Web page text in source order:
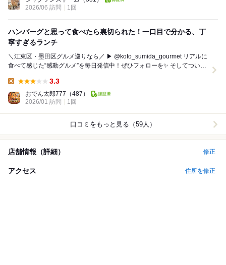
2026/06 訪問
1回
ハンバーグと思って食べたら裏切られた！一口目で分かる、丁
寧すぎるランチ
＼江東区・墨田区グルメ巡りなら／ ▶ @koto_sumida_gourmet リアルに
食べて感じた“感動グルメ”を毎日発信中！ぜひフォローを✨ そしてついに
3.3
おでん太郎777 （487）
2026/01 訪問
1回
口コミをもっと見る（59人）
店舗情報（詳細） 修正
アクセス 住所を修正